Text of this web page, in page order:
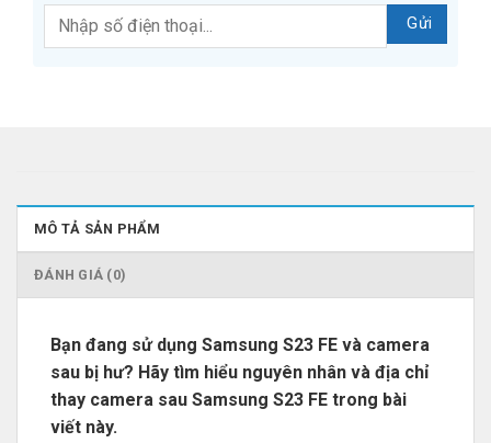
MÔ TẢ SẢN PHẨM
ĐÁNH GIÁ (0)
Bạn đang sử dụng Samsung S23 FE và camera
sau bị hư? Hãy tìm hiểu nguyên nhân và địa chỉ
thay camera sau Samsung S23 FE trong bài
viết này.